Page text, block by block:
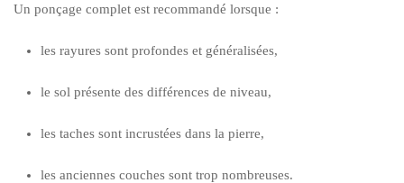
Un ponçage complet est recommandé lorsque :
les rayures sont profondes et généralisées,
le sol présente des différences de niveau,
les taches sont incrustées dans la pierre,
les anciennes couches sont trop nombreuses.